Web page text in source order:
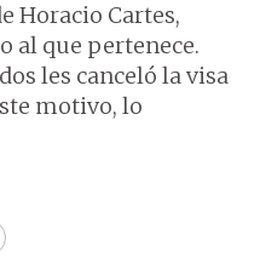
Horacio Cartes,
al que pertenece.
les canceló la visa
motivo, lo